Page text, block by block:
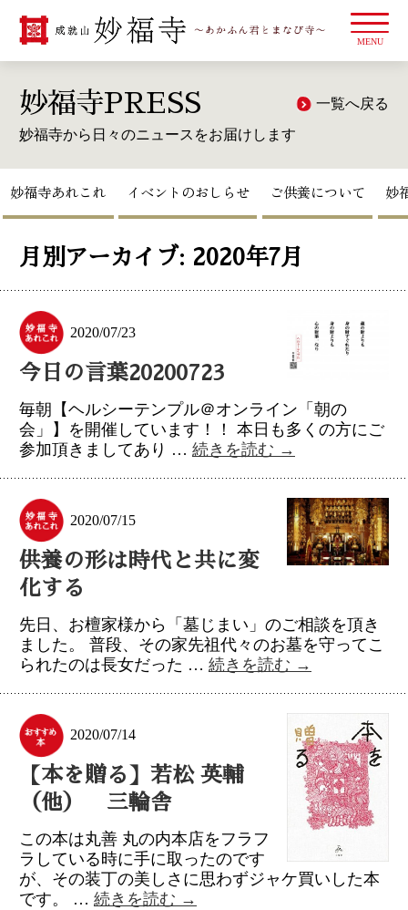
妙福寺あれこれ イベントのおしらせ ご供養について 妙
月別アーカイブ: 2020年7月
2020/07/23
今日の言葉20200723
毎朝【ヘルシーテンプル＠オンライン「朝の
会」】を開催しています！！ 本日も多くの方にご
参加頂きましてあり … 続きを読む →
2020/07/15
供養の形は時代と共に変
化する
先日、お檀家様から「墓じまい」のご相談を頂き
ました。 普段、その家先祖代々のお墓を守ってこ
られたのは長女だった … 続きを読む →
2020/07/14
【本を贈る】若松 英輔
（他） 三輪舎
この本は丸善 丸の内本店をフラフ
ラしている時に手に取ったのです
が、その装丁の美しさに思わずジャケ買いした本
です。 … 続きを読む →